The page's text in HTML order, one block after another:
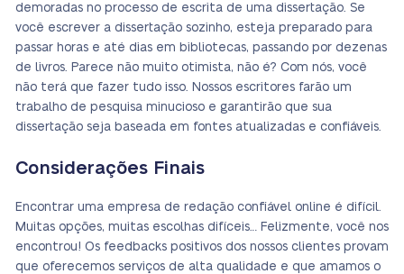
demoradas no processo de escrita de uma dissertação. Se
você escrever a dissertação sozinho, esteja preparado para
passar horas e até dias em bibliotecas, passando por dezenas
de livros. Parece não muito otimista, não é? Com nós, você
não terá que fazer tudo isso. Nossos escritores farão um
trabalho de pesquisa minucioso e garantirão que sua
dissertação seja baseada em fontes atualizadas e confiáveis.
Considerações Finais
Encontrar uma empresa de redação confiável online é difícil.
Muitas opções, muitas escolhas difíceis… Felizmente, você nos
encontrou! Os feedbacks positivos dos nossos clientes provam
que oferecemos serviços de alta qualidade e que amamos o